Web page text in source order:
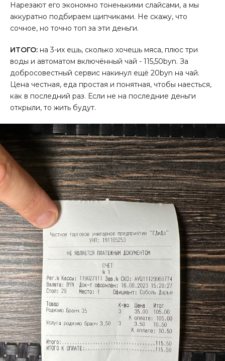
Нарезают его экономно тоненькими слайсами, а мы
аккуратно подбираем щипчиками. Не скажу, что
сочное, но точно топ за эти деньги.
ИТОГО: на 3-их ешь, сколько хочешь мяса, плюс три
воды и автоматом включённый чай - 115,50byn. За
добросовестный сервис накинул ещё 20byn на чай.
Цена честная, еда простая и понятная, чтобы наесться,
как в последний раз. Если не на последние деньги
открыли, то жить будут.